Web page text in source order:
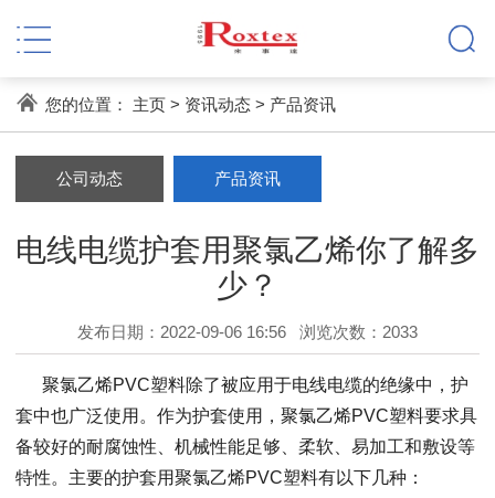
您的位置： 主页> 资讯动态> 产品资讯
公司动态 产品资讯
电线电缆护套用聚氯乙烯你了解多
少？
发布日期：2022-09-06 16:56 浏览次数： 2033
聚氯乙烯PVC塑料除了被应用于电线电缆的绝缘中，护
套中也广泛使用。作为护套使用，聚氯乙烯PVC塑料要求具
备较好的耐腐蚀性、机械性能足够、柔软、易加工和敷设等
特性。主要的护套用聚氯乙烯PVC塑料有以下几种：